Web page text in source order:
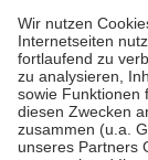
höchstens zehn
Kosten der
Diese Regeln
Bei Heilmitteln
Zuzahlung zehn
Verordnung.
Um das